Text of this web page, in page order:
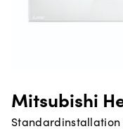
Mitsubishi
Standardinstallation